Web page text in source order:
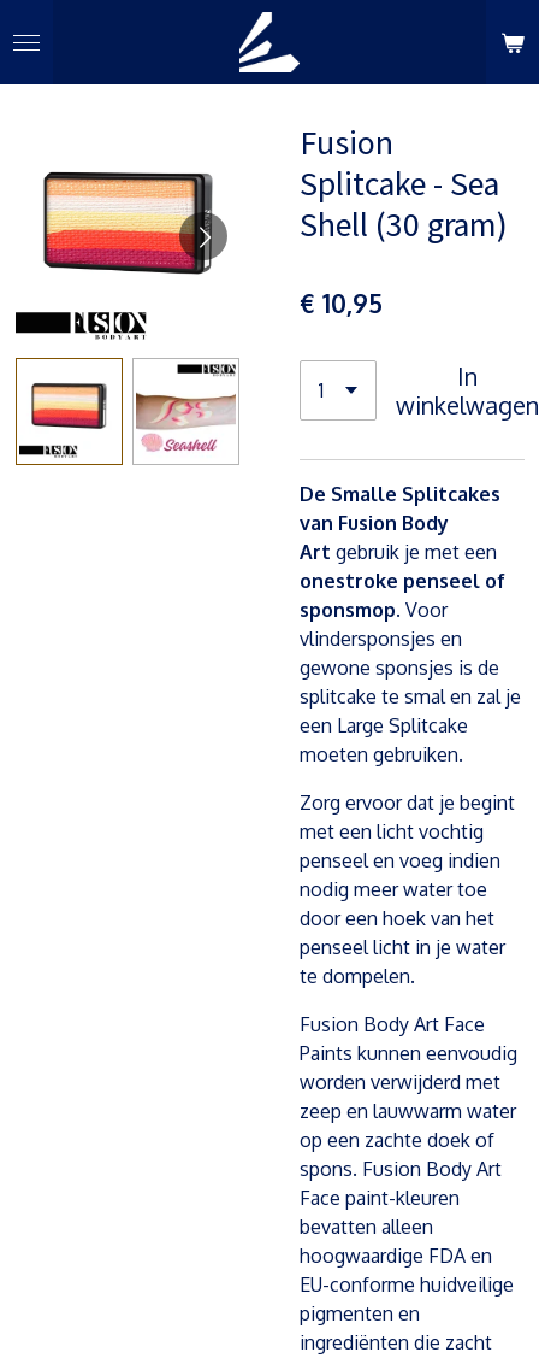
direct
naar
Fusion
Splitcake - Sea
Shell (30 gram)
€ 10,95
In
winkelwagen
De Smalle Splitcakes
van Fusion Body
Art gebruik je met een
onestroke penseel of
sponsmop. Voor
vlindersponsjes en
gewone sponsjes is de
splitcake te smal en zal je
een Large Splitcake
moeten gebruiken.
Zorg ervoor dat je begint
met een licht vochtig
penseel en voeg indien
nodig meer water toe
door een hoek van het
penseel licht in je water
te dompelen.
Fusion Body Art Face
Paints kunnen eenvoudig
worden verwijderd met
zeep en lauwwarm water
op een zachte doek of
spons. Fusion Body Art
Face paint-kleuren
bevatten alleen
hoogwaardige FDA en
EU-conforme huidveilige
pigmenten en
ingrediënten die zacht